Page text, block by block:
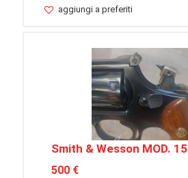
aggiungi a preferiti
Smith & Wesson MOD. 15
500 €